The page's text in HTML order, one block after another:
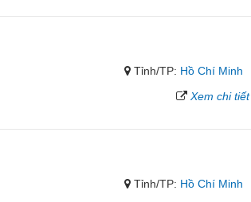
Tỉnh/TP: Hồ Chí Minh
Xem chi tiết
Tỉnh/TP: Hồ Chí Minh